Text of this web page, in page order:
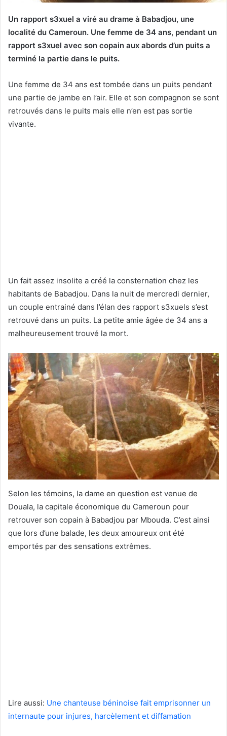
Un rapport s3xuel a viré au drame à Babadjou, une
localité du Cameroun. Une femme de 34 ans, pendant un
rapport s3xuel avec son copain aux abords d’un puits a
terminé la partie dans le puits.
Une femme de 34 ans est tombée dans un puits pendant
une partie de jambe en l’air. Elle et son compagnon se sont
retrouvés dans le puits mais elle n’en est pas sortie
vivante.
Un fait assez insolite a créé la consternation chez les
habitants de Babadjou. Dans la nuit de mercredi dernier,
un couple entrainé dans l’élan des rapport s3xuels s’est
retrouvé dans un puits. La petite amie âgée de 34 ans a
malheureusement trouvé la mort.
Selon les témoins, la dame en question est venue de
Douala, la capitale économique du Cameroun pour
retrouver son copain à Babadjou par Mbouda. C’est ainsi
que lors d’une balade, les deux amoureux ont été
emportés par des sensations extrêmes.
Lire aussi: Une chanteuse béninoise fait emprisonner un
internaute pour injures, harcèlement et diffamation